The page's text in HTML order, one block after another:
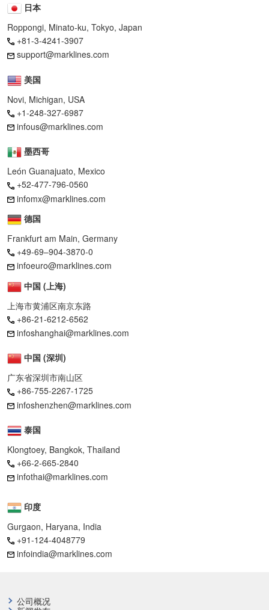
日本
Roppongi, Minato-ku, Tokyo, Japan
+81-3-4241-3907
support@marklines.com
美国
Novi, Michigan, USA
+1-248-327-6987
infous@marklines.com
墨西哥
León Guanajuato, Mexico
+52-477-796-0560
infomx@marklines.com
德国
Frankfurt am Main, Germany
+49-69–904-3870-0
infoeuro@marklines.com
中国 (上海)
上海市黄浦区南京东路
+86-21-6212-6562
infoshanghai@marklines.com
中国 (深圳)
广东省深圳市南山区
+86-755-2267-1725
infoshenzhen@marklines.com
泰国
Klongtoey, Bangkok, Thailand
+66-2-665-2840
infothai@marklines.com
印度
Gurgaon, Haryana, India
+91-124-4048779
infoindia@marklines.com
公司概况